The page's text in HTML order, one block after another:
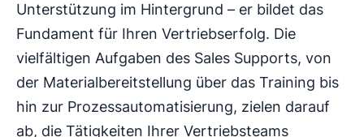
Unterstützung im Hintergrund – er bildet das
Fundament für Ihren Vertriebserfolg. Die
vielfältigen Aufgaben des Sales Supports, von
der Materialbereitstellung über das Training bis
hin zur Prozessautomatisierung, zielen darauf
ab, die Tätigkeiten Ihrer Vertriebsteams